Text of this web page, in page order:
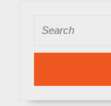
for: